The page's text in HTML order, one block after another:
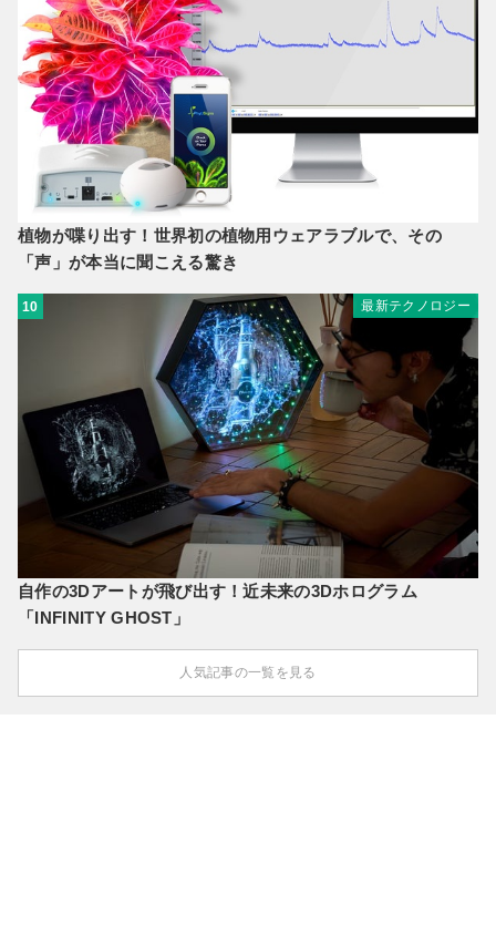
植物が喋り出す！世界初の植物用ウェアラブルで、その
「声」が本当に聞こえる驚き
10 最新テクノロジー
自作の3Dアートが飛び出す！近未来の3Dホログラム
「INFINITY GHOST」
人気記事の一覧を見る